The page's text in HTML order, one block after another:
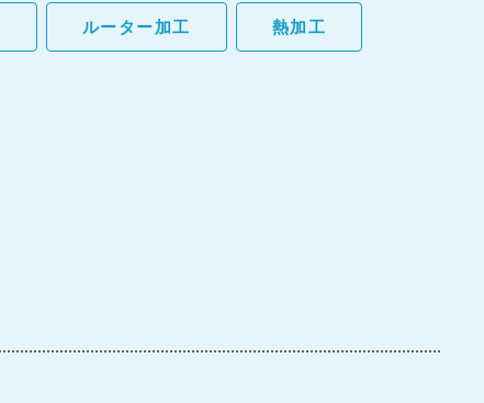
ルーター加工 熱加工